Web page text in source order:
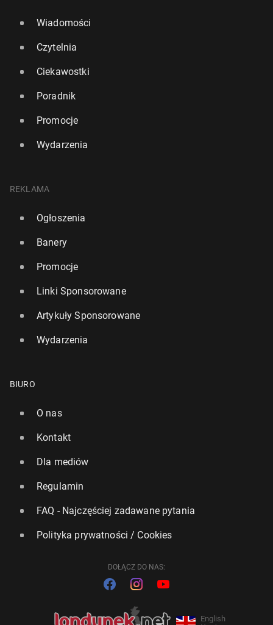
Wiadomości
Czytelnia
Ciekawostki
Poradnik
Promocje
Wydarzenia
REKLAMA
Ogłoszenia
Banery
Promocje
Linki Sponsorowane
Artykuły Sponsorowane
Wydarzenia
BIURO
O nas
Kontakt
Dla mediów
Regulamin
FAQ - Najczęściej zadawane pytania
Polityka prywatności / Cookies
DOŁĄCZ DO NAS:
English